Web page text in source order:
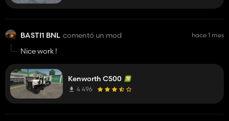
BASTI1 BNL comentó un mod hace 1 mes
Nice work !
Kenworth C500
4 496